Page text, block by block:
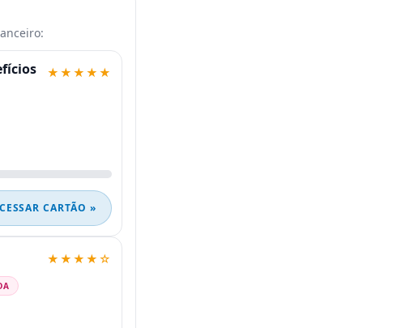
★★★★★
CARTÃO »
★★★★☆